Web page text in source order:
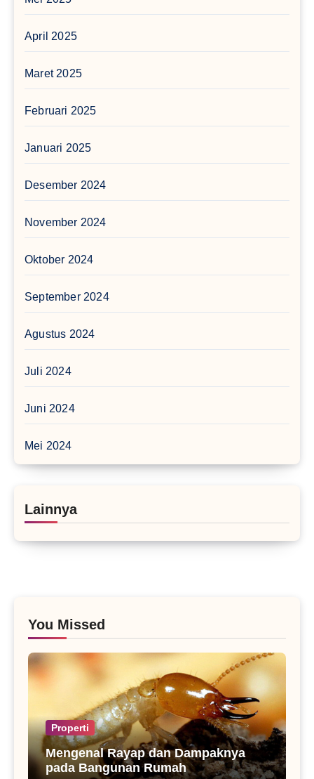
April 2025
Maret 2025
Februari 2025
Januari 2025
Desember 2024
November 2024
Oktober 2024
September 2024
Agustus 2024
Juli 2024
Juni 2024
Mei 2024
Lainnya
You Missed
Properti
Mengenal Rayap dan Dampaknya
pada Bangunan Rumah